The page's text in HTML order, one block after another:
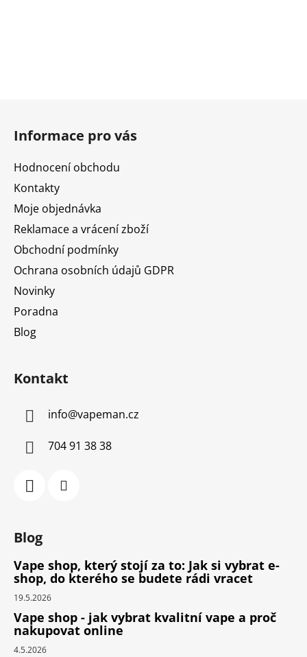
Informace pro vás
Hodnocení obchodu
Kontakty
Moje objednávka
Reklamace a vrácení zboží
Obchodní podmínky
Ochrana osobních údajů GDPR
Novinky
Poradna
Blog
Kontakt
info@vapeman.cz
704 91 38 38
Blog
Vape shop, který stojí za to: Jak si vybrat e-
shop, do kterého se budete rádi vracet
19.5.2026
Vape shop - jak vybrat kvalitní vape a proč
nakupovat online
4.5.2026